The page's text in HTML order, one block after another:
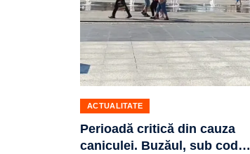
ACTUALITATE
Perioadă critică din cauza
caniculei. Buzăul, sub cod …